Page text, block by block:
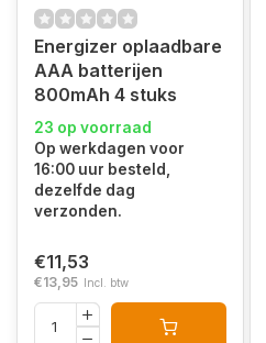
Energizer oplaadbare
AAA batterijen
800mAh 4 stuks
23 op voorraad
Op werkdagen voor
16:00 uur besteld,
dezelfde dag
verzonden.
€11,53
€13,95 Incl. btw